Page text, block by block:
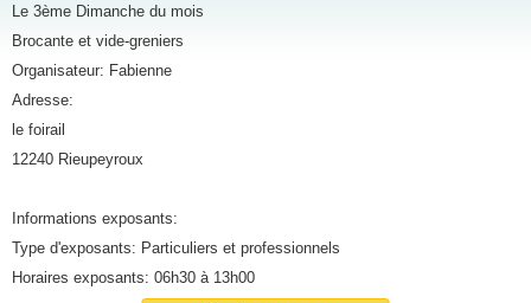
Le 3ème Dimanche du mois
Brocante et vide-greniers
Organisateur: Fabienne
Adresse:
le foirail
12240 Rieupeyroux
Informations exposants:
Type d'exposants: Particuliers et professionnels
Horaires exposants: 06h30 à 13h00